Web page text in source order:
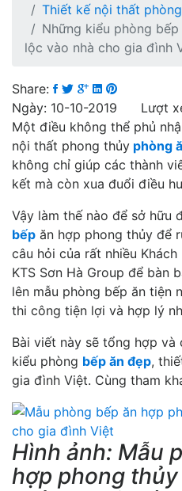
Thiết kế nội thất
Những kiểu phòng
lộc vào nhà cho gia đình
Share:
Ngày: 10-10-2019 Lượt
Một điều không thể phủ
nội thất phong thủy phòng
không chỉ giúp các thành
kết mà còn xua đuổi điều
Vậy làm thế nào để sở hữu
bếp ăn hợp phong thủy để
câu hỏi của rất nhiều
KTS Sơn Hà Group để bàn
lên mẫu phòng bếp ăn tiện
thi công tiện lợi và hợp lý
Bài viết này sẽ tổng hợp và
kiểu phòng bếp ăn đẹp,
gia đình Việt. Cùng tham
Hình ảnh: Mẫu
hợp phong